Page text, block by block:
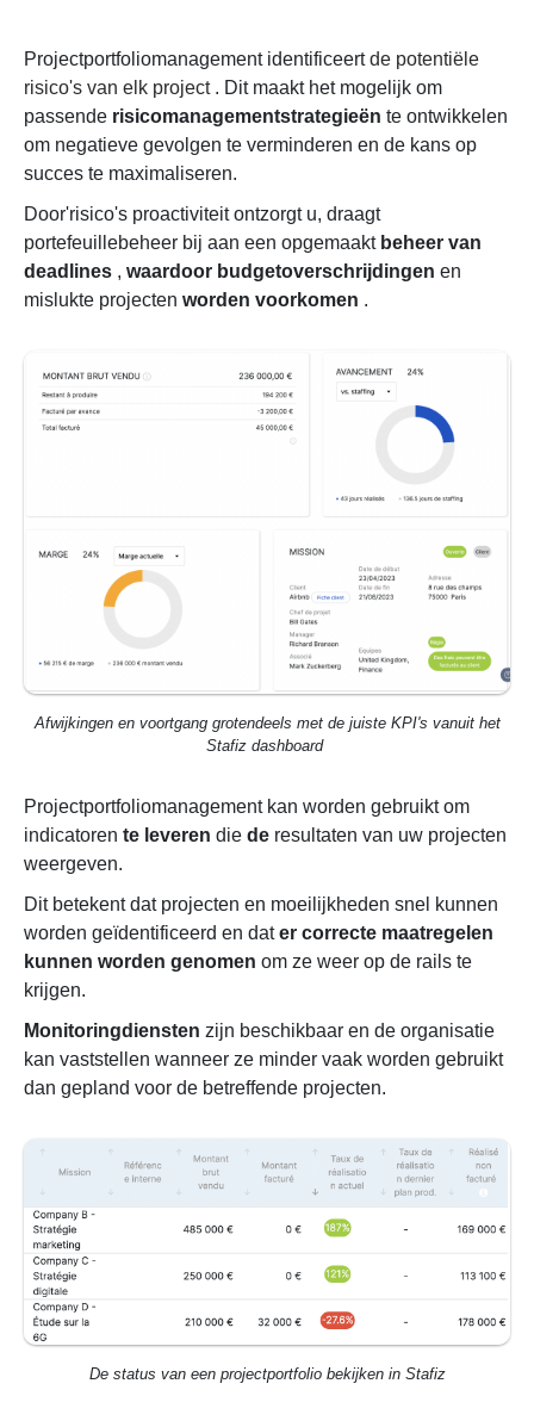
Projectportfoliomanagement identificeertde potentiële
risico's van elk project. Dit maakt het mogelijk om
passende risicomanagementstrategieën te ontwikkelen
om negatieve gevolgen te verminderen en de kans op
succes te maximaliseren.
Door'risico's proactiviteit ontzorgt u, draagt ​​
portefeuillebeheer bij aan een opgemaakt beheer van
deadlines , waardoor budgetoverschrijdingen en
mislukte projecten worden voorkomen .
Afwijkingen en voortgang grotendeels met de juiste KPI's vanuit het
Stafiz dashboard
Projectportfoliomanagement kan worden gebruikt om
indicatoren te leveren die de resultaten van uw projecten
weergeven.
Dit betekent dat projecten en moeilijkheden snel kunnen
worden geïdentificeerd en dater correcte maatregelen
kunnen worden genomen om ze weer op de rails te
krijgen.
Monitoringdiensten zijn beschikbaar en de organisatie
kan vaststellen wanneer ze minder vaak worden gebruikt
dan gepland voor de betreffende projecten.
De status van een projectportfolio bekijken in Stafiz